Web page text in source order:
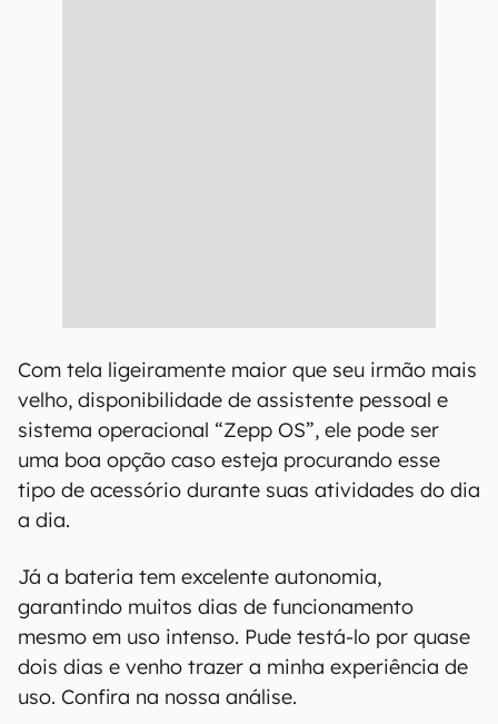
Com tela ligeiramente maior que seu irmão mais
velho, disponibilidade de assistente pessoal e
sistema operacional “Zepp OS”, ele pode ser
uma boa opção caso esteja procurando esse
tipo de acessório durante suas atividades do dia
a dia.
Já a bateria tem excelente autonomia,
garantindo muitos dias de funcionamento
mesmo em uso intenso. Pude testá-lo por quase
dois dias e venho trazer a minha experiência de
uso. Confira na nossa análise.